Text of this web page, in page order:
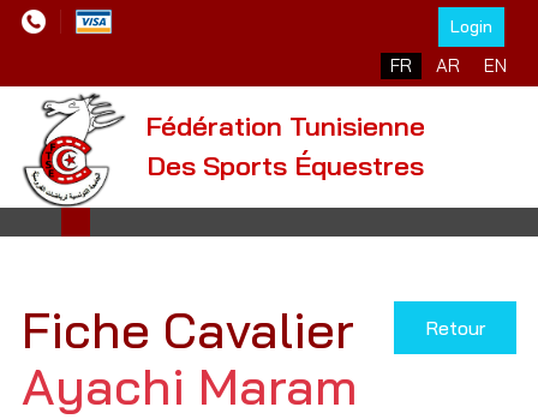
Login
Sélectionnez votre
FR AR EN
Fédération Tunisienne
Des Sports Équestres
Retour
Fiche Cavalier
Ayachi Maram